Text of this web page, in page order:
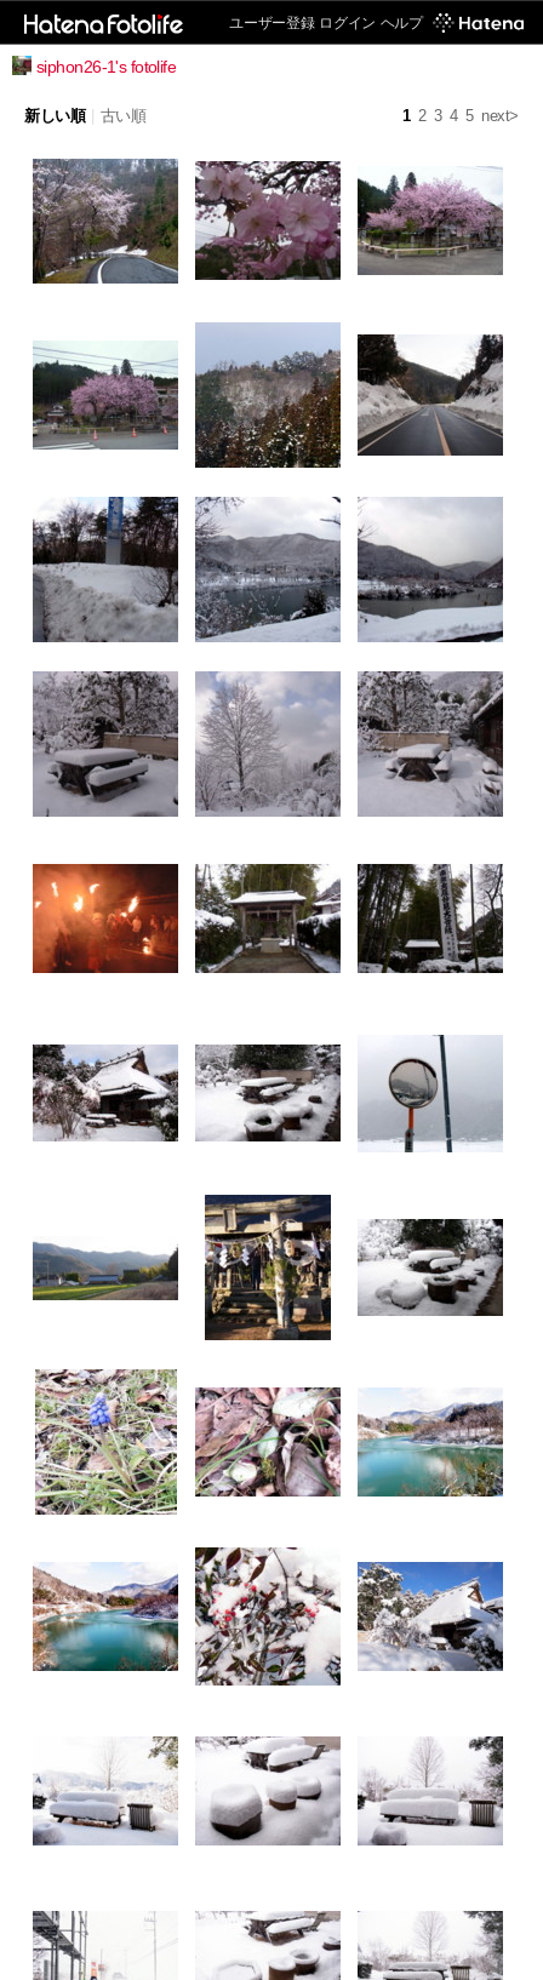
ユーザー登録 ログイン ヘルプ
siphon26-1's fotolife
1 2 3 4 5 next>
新しい順 古い順